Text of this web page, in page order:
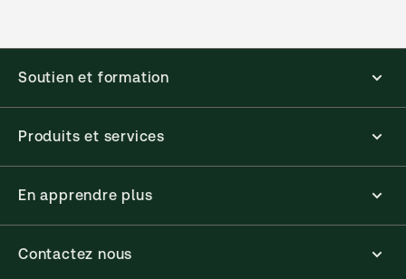
Soutien et formation
Produits et services
En apprendre plus
Contactez nous